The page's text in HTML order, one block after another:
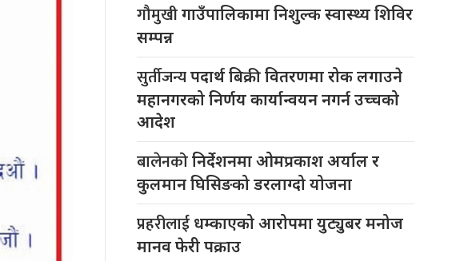
गौमुखीगाउँपालिकामा निशुल्क स्वास्थ्य शिविर
सम्पन्न
सुर्तीजन्यपदार्थ बिक्री वितरणमा रोक लगाउने
महानगरको निर्णय कार्यान्वयन नगर्न उच्चको
आदेश
बालेनकोनिर्देशनमा ओमप्रकाश अर्याल र
कुलमान घिसिङको डरलाग्दो योजना
प्रहरीलाई धम्काएको आरोपमा युट्युबर मनोज
मानव फेरी पक्राउ